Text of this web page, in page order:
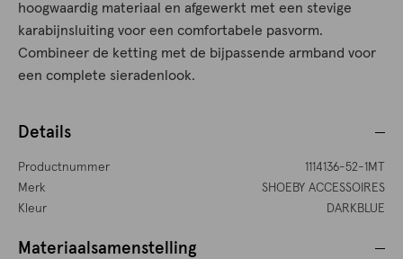
hoogwaardig materiaal en afgewerkt met een stevige
karabijnsluiting voor een comfortabele pasvorm.
Combineer de ketting met de bijpassende armband voor
een complete sieradenlook.
Details
Productnummer
1114136-52-1MT
Merk
SHOEBY ACCESSOIRES
Kleur
DARKBLUE
Materiaalsamenstelling